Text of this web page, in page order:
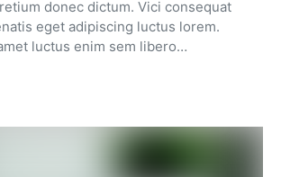
donec dictum. Vici consequat
eget adipiscing luctus lorem.
luctus enim sem libero…